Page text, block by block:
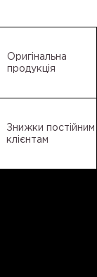
Оригінальна
продукція
Знижки постійним
клієнтам